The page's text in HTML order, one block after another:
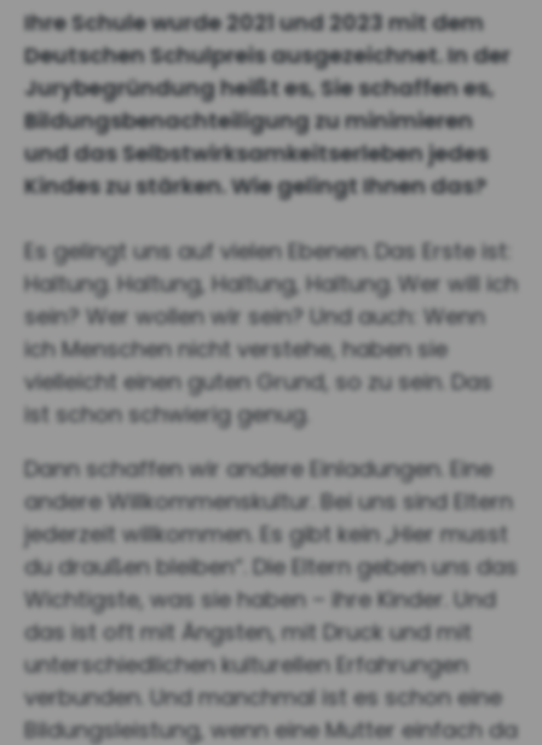
Ihre Schule wurde 2021 und 2023 mit dem
Deutschen Schulpreis ausgezeichnet. In der
Jurybegründung heißt es, Sie schaffen es,
Bildungsbenachteiligung zu minimieren
und das Selbstwirksamkeitserleben jedes
Kindes zu stärken. Wie gelingt Ihnen das?
Es gelingt uns auf vielen Ebenen. Das Erste ist:
Haltung. Haltung, Haltung, Haltung. Wer will ich
sein? Wer wollen wir sein? Und auch: Wenn
ich Menschen nicht verstehe, haben sie
vielleicht einen guten Grund, so zu sein. Das
ist schon schwierig genug.
Dann schaffen wir andere Einladungen. Eine
andere Willkommenskultur. Bei uns sind Eltern
jederzeit willkommen. Es gibt kein „Hier musst
du draußen bleiben“. Die Eltern geben uns das
Wichtigste, was sie haben – ihre Kinder. Und
das ist oft mit Ängsten, mit Druck und mit
unterschiedlichen kulturellen Erfahrungen
verbunden. Und manchmal ist es schon eine
Bildungsleistung, wenn eine Mutter einfach da